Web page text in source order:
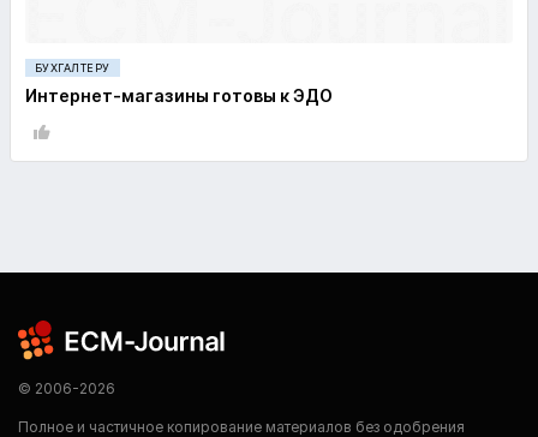
БУХГАЛТЕРУ
Интернет-магазины готовы к ЭДО
© 2006-2026
Полное и частичное копирование материалов без одобрения